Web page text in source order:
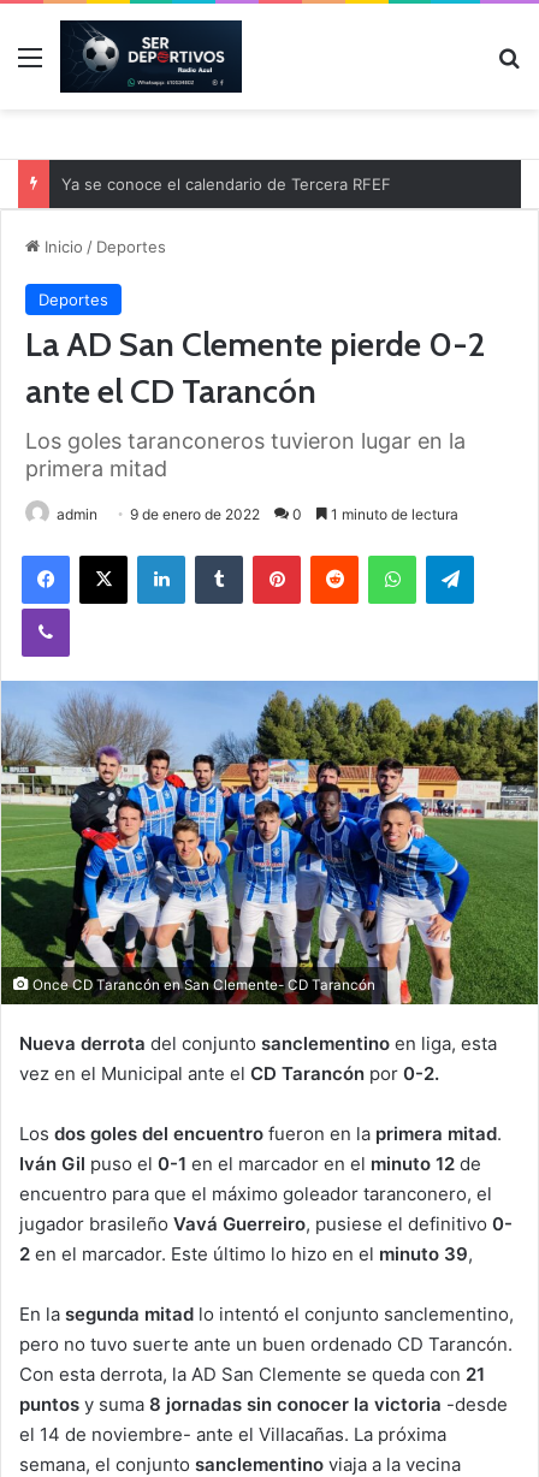
Menú
Ya se conoce el calendario de Tercera RFEF
Inicio / Deportes
Deportes
La AD San Clemente pierde 0-2
ante el CD Tarancón
Los goles taranconeros tuvieron lugar en la
primera mitad
admin 9 de enero de 2022 0 1 minuto de lectura
Once CD Tarancón en San Clemente- CD Tarancón
Nueva derrota del conjunto sanclementino en liga, esta
vez en el Municipal ante el CD Tarancón por 0-2.
Los dos goles del encuentro fueron en la primera mitad.
Iván Gil puso el 0-1 en el marcador en el minuto 12 de
encuentro para que el máximo goleador taranconero, el
jugador brasileño Vavá Guerreiro, pusiese el definitivo 0-
2 en el marcador. Este último lo hizo en el minuto 39,
En la segunda mitad lo intentó el conjunto sanclementino,
pero no tuvo suerte ante un buen ordenado CD Tarancón.
Con esta derrota, la AD San Clemente se queda con 21
puntos y suma 8 jornadas sin conocer la victoria -desde
el 14 de noviembre- ante el Villacañas. La próxima
semana, el conjunto sanclementino viaja a la vecina